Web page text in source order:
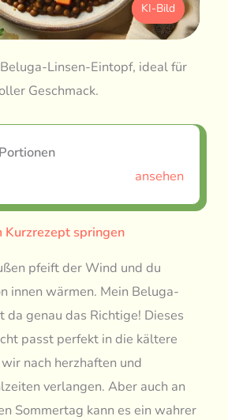
KI-Bild
Linsen-Eintopf, ideal für
Geschmack.
ansehen
Kurzrezept springen
pfeift der Wind und du
innen wärmen. Mein Beluga-
da genau das Richtige! Dieses
passt perfekt in die kältere
nach herzhaften und
verlangen. Aber auch an
Sommertag kann es ein wahrer